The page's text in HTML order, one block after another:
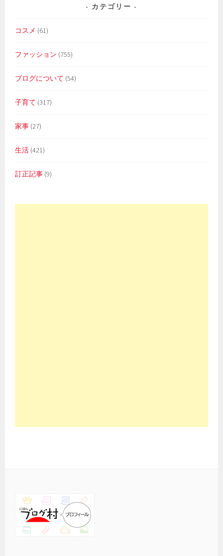
カテゴリー
コスメ (61)
ファッション (755)
ブログについて (54)
子育て (317)
家事 (27)
生活 (421)
訂正記事 (9)